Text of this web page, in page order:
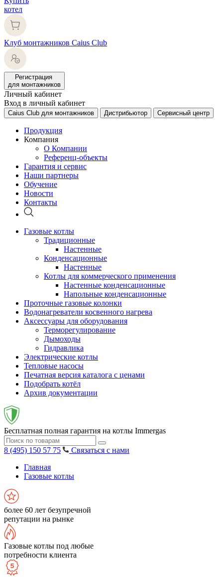
котел
Клуб монтажников Caius Club
Регистрация
для монтажников
Личный кабинет
Вход в личный кабинет
Caius Club для монтажников Дистрибьютор Сервисный центр
Продукция
Компания
О Компании
Референц-объекты
Гарантия и сервис
Наши партнеры
Обучение
Новости
Контакты
Газовые котлы
Традиционные
Настенные
Конденсационные
Настенные
Котлы для коммерческого применения
Настенные конденсационные
Напольные конденсационные
Проточные газовые колонки
Водонагреватели косвенного нагрева
Аксессуары для оборудования
Терморегулирование
Дымоходы
Гидравлика
Электрические котлы
Тепловые насосы
Печатная версия каталога с ценами
Подобрать котёл
Архив документации
Бесплатная полная гарантия на котлы Immergas
8 (495) 150 57 75
Связаться с нами
Главная
Газовые котлы
более 60 лет безупречной
репутации на рынке
Газовые котлы под любые
потребности клиента